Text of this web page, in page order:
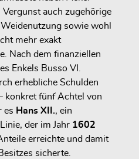
auch zugehörige
sowie wohl
mehr exakt
Nach dem finanziellen
Enkels Busso VI.
erhebliche Schulden
konkret fünf Achtel von
es Hans XII., ein
der im Jahr 1602
erreichte und damit
sicherte.